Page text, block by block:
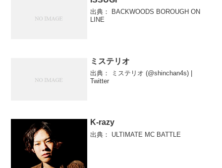
出典： BACKWOODS BOROUGH ON
LINE
ミステリオ
出典： ミステリオ (@shinchan4s) |
Twitter
K-razy
出典： ULTIMATE MC BATTLE